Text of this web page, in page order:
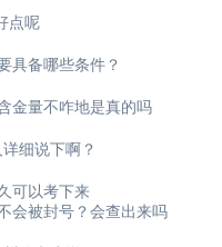
点呢
具备哪些条件？
金量不咋地是真的吗
细说下啊？
可以考下来
会被封号？会查出来吗